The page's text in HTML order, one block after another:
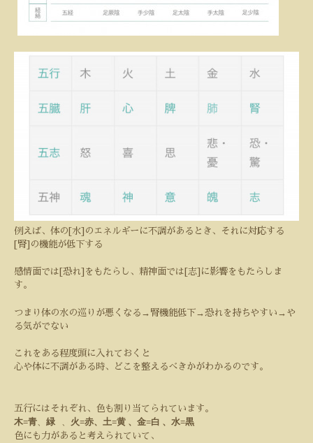
例えば、体の[水]のエネルギーに不調があるとき、それに対応する
[腎]の機能が低下する
感情面では[恐れ]をもたらし、精神面では[志]に影響をもたらしま
す。
つまり体の水の巡りが悪くなる → 腎機能低下→恐れを持ちやすい → や
る気がでない
これをある程度頭に入れておくと
心や体に不調がある時、どこを整えるべきかがわかるのです。
五行にはそれぞれ、色も割り当てられています。
木=青 緑 火=赤、土=黄 、金=白 、水=黒
色にも力があると考えられていて、